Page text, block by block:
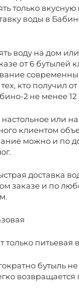
только
воды в
воду на дом
от 6 бутылей
тех, кто получил
2 не менее
настольное или
клиентом
можно и по
доставка
заказе и по
только питьевая
бутыль не
возвращается